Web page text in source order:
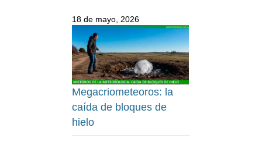
18 de mayo, 2026
Megacriometeoros: la
caída de bloques de
hielo